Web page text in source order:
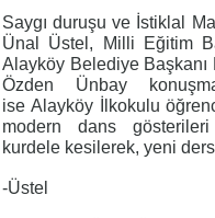
Saygı duruşu ve İstiklal
Ünal Üstel, Milli Eğitim
Alayköy Belediye
Özden Ünbay
ise Alayköy İlkokulu
modern dans gösterileri
kurdele kesilerek, yeni
-Üstel